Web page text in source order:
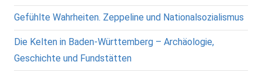
Gefühlte Wahrheiten. Zeppeline und Nationalsozialismus
Die Kelten in Baden-Württemberg – Archäologie,
Geschichte und Fundstätten